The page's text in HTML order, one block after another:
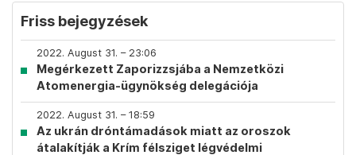
Friss bejegyzések
2022. August 31. – 23:06
Megérkezett Zaporizzsjába a Nemzetközi
Atomenergia-ügynökség delegációja
2022. August 31. – 18:59
Az ukrán dróntámadások miatt az oroszok
átalakítják a Krím félsziget légvédelmi